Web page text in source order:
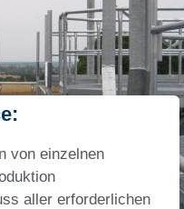
von einzelnen
aller erforderlichen